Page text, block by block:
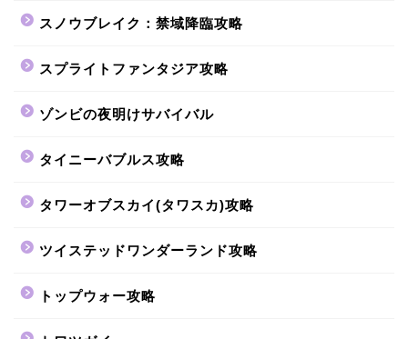
スノウブレイク：禁域降臨攻略
スプライトファンタジア攻略
ゾンビの夜明けサバイバル
タイニーバブルス攻略
タワーオブスカイ(タワスカ)攻略
ツイステッドワンダーランド攻略
トップウォー攻略